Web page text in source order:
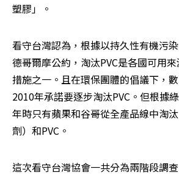
塑膠」。
看守台灣認為，根據以持久性有機污
德哥爾摩公約，淘汰PVC是各國可用
措施之一。且在環保團體的倡議下，
2010年承諾要逐步淘汰PVC。但根據
年時只有蘋果和谷哥從全產品線中淘
劑）和PVC。
這次看守台灣協會一共分為兩階段調